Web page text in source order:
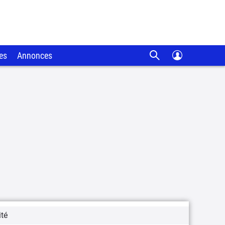
Annonces